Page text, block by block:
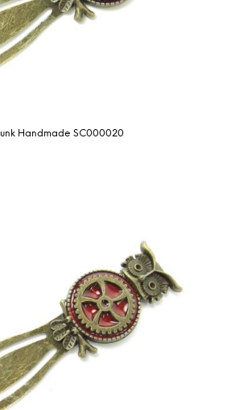
Handmade SC000020